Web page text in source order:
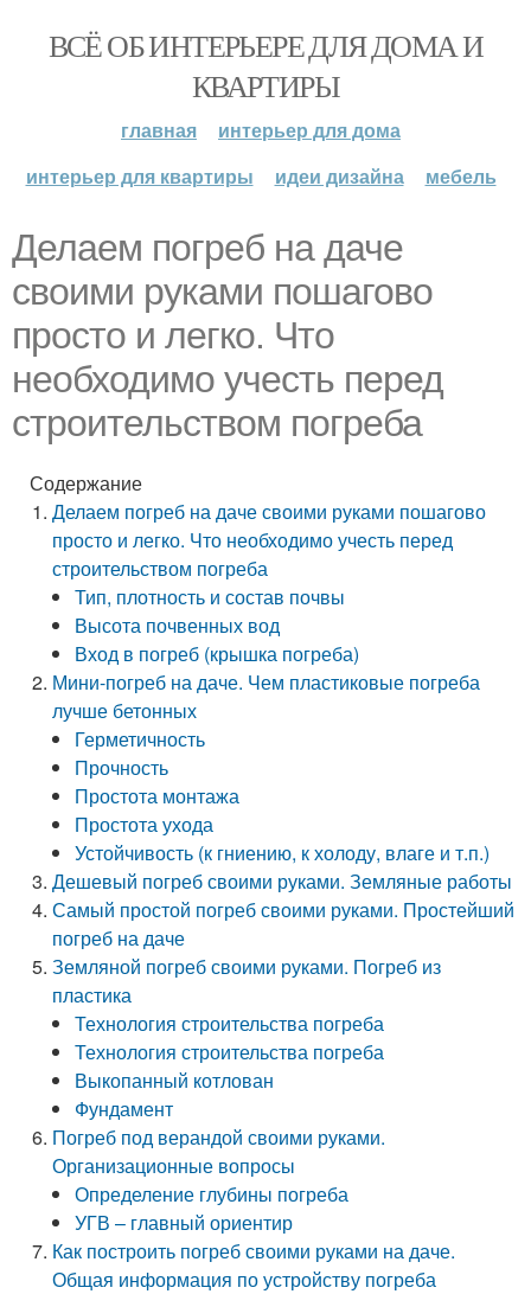
ВСЁ ОБ ИНТЕРЬЕРЕ ДЛЯ ДОМА И
КВАРТИРЫ
главная
интерьер для дома
интерьер для квартиры
идеи дизайна мебель
Делаем погреб на даче
своими руками пошагово
просто и легко. Что
необходимо учесть перед
строительством погреба
Содержание
Делаем погреб на даче своими руками пошагово
просто и легко. Что необходимо учесть перед
строительством погреба
Тип, плотность и состав почвы
Высота почвенных вод
Вход в погреб (крышка погреба)
Мини-погреб на даче. Чем пластиковые погреба
лучше бетонных
Герметичность
Прочность
Простота монтажа
Простота ухода
Устойчивость (к гниению, к холоду, влаге и т.п.)
Дешевый погреб своими руками. Земляные работы
Самый простой погреб своими руками. Простейший
погреб на даче
Земляной погреб своими руками. Погреб из
пластика
Технология строительства погреба
Технология строительства погреба
Выкопанный котлован
Фундамент
Погреб под верандой своими руками.
Организационные вопросы
Определение глубины погреба
УГВ – главный ориентир
Как построить погреб своими руками на даче.
Общая информация по устройству погреба